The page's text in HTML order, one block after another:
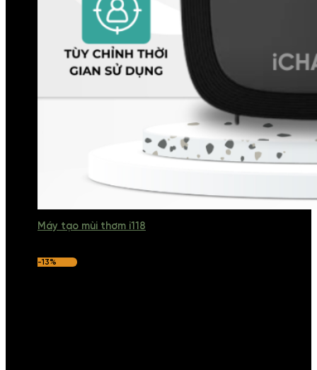
Máy tạo mùi thơm i118
-13%